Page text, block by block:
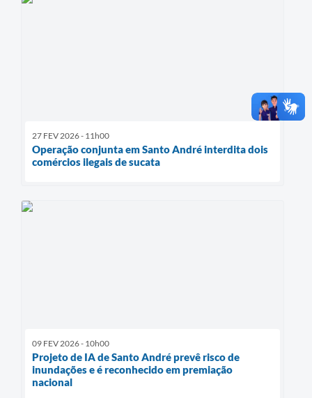
27 FEV 2026 - 11h00
Operação conjunta em Santo André interdita dois
comércios ilegais de sucata
09 FEV 2026 - 10h00
Projeto de IA de Santo André prevê risco de
inundações e é reconhecido em premiação
nacional